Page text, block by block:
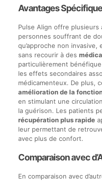
Avantages
Pulse Align offre plusieurs
personnes souffrant de
qu’approche non invasive,
sans recourir à des
particulièrement
les effets secondaires
médicamenteux. De plus,
amélioration de la
en stimulant une
la guérison. Les patients
récupération plus rapide
leur permettant de
avec plus de confort.
Comparaison avec
En comparaison avec